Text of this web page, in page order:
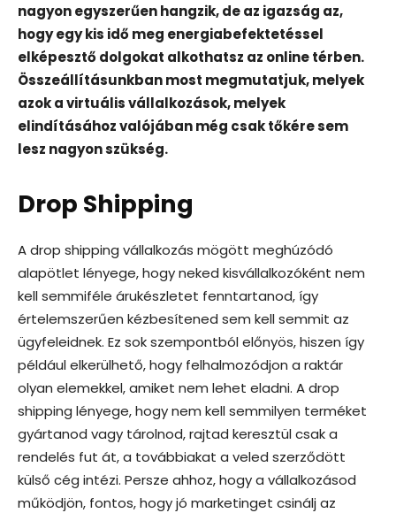
nagyon egyszerűen hangzik, de az igazság az,
hogy egy kis idő meg energiabefektetéssel
elképesztő dolgokat alkothatsz az online térben.
Összeállításunkban most megmutatjuk, melyek
azok a virtuális vállalkozások, melyek
elindításához valójában még csak tőkére sem
lesz nagyon szükség.
Drop Shipping
A drop shipping vállalkozás mögött meghúzódó
alapötlet lényege, hogy neked kisvállalkozóként nem
kell semmiféle árukészletet fenntartanod, így
értelemszerűen kézbesítened sem kell semmit az
ügyfeleidnek. Ez sok szempontból előnyös, hiszen így
például elkerülhető, hogy felhalmozódjon a raktár
olyan elemekkel, amiket nem lehet eladni. A drop
shipping lényege, hogy nem kell semmilyen terméket
gyártanod vagy tárolnod, rajtad keresztül csak a
rendelés fut át, a továbbiakat a veled szerződött
külső cég intézi. Persze ahhoz, hogy a vállalkozásod
működjön, fontos, hogy jó marketinget csinálj az